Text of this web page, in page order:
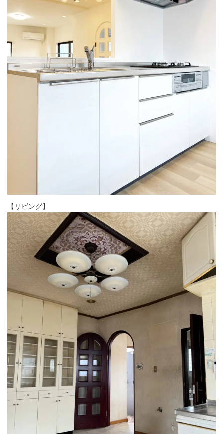
【リビング】